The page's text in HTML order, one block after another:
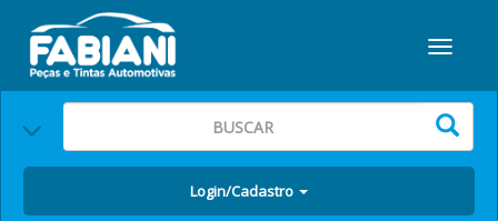
Login/Cadastro